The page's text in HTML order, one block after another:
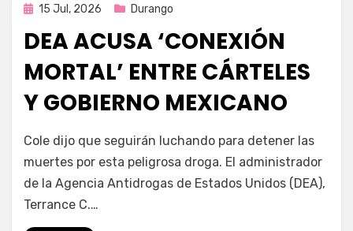
Publicada
15 Jul, 2026 Durango
DEA ACUSA ‘CONEXIÓN
MORTAL’ ENTRE CÁRTELES
Y GOBIERNO MEXICANO
por Fernando Miranda Servín
Cole dijo que seguirán luchando para detener las
muertes por esta peligrosa droga. El administrador
de la Agencia Antidrogas de Estados Unidos (DEA),
Terrance C.…